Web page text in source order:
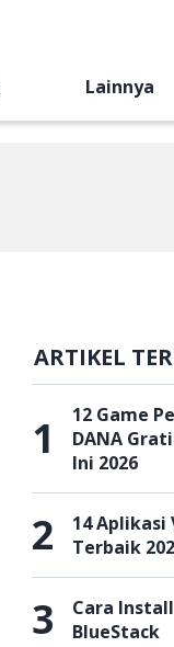
Lainnya
ARTIKEL
1
12 Game
DANA
Ini 2026
2
14 Aplikasi
Terbaik
3
Cara
BlueStack